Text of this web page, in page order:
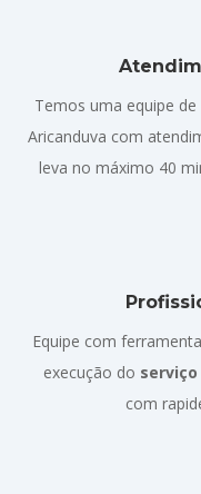
Temos uma equipe
Aricanduva com
leva no máximo 40
Equipe com
execução do
com